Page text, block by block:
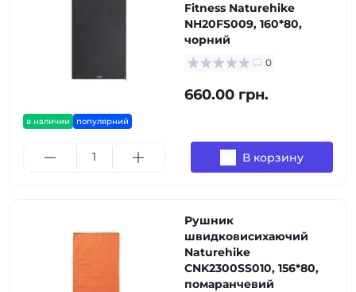
в наличии популярний
Fitness Naturehike
NH20FS009, 160*80,
чорний
0
660.00 грн.
В корзину
Рушник
швидковисихаючий
Naturehike
CNK2300SS010, 156*80,
помаранчевий